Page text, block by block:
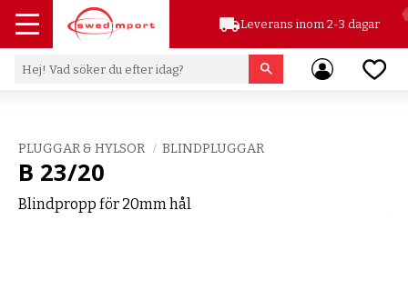
Meny
local_shippingLeverans inom 2-3 dagar
PLUGGAR & HYLSOR BLINDPLUGGAR
B 23/20
Blindpropp för 20mm hål